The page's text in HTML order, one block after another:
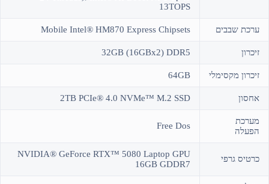
13TOPS
ערכת שבבים Mobile Intel® HM870 Express Chipsets
זיכרון 32GB (16GBx2) DDR5
זיכרון מקסימלי 64GB
אחסון 2TB PCIe® 4.0 NVMe™ M.2 SSD
מערכת
הפעלה
Free Dos
כרטיס גרפי
NVIDIA® GeForce RTX™ 5080 Laptop GPU
16GB GDDR7